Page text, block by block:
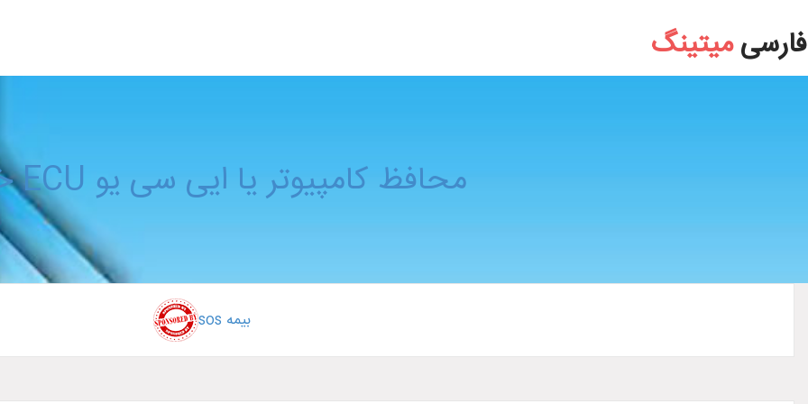
محافظ کامپیوتر یا ایی سی یو ECU خودرو
فارسیمیتینگ
محافظ کامپیوتر یا ایی سی یو ECU خودرو
بیمه sos